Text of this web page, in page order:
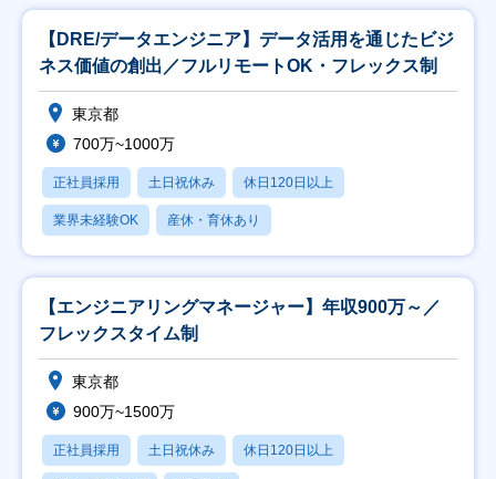
【DRE/データエンジニア】データ活用を通じたビジ
ネス価値の創出／フルリモートOK・フレックス制
東京都
700万~1000万
正社員採用 土日祝休み 休日120日以上
業界未経験OK 産休・育休あり
【エンジニアリングマネージャー】年収900万～／
フレックスタイム制
東京都
900万~1500万
正社員採用 土日祝休み 休日120日以上